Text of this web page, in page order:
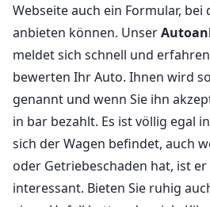
Webseite auch ein Formular, bei
anbieten können. Unser
meldet sich schnell und
bewerten Ihr Auto. Ihnen wird
genannt und wenn Sie ihn
in bar bezahlt. Es ist völlig egal
sich der Wagen befindet, auch
oder Getriebeschaden hat, ist
interessant. Bieten Sie ruhig